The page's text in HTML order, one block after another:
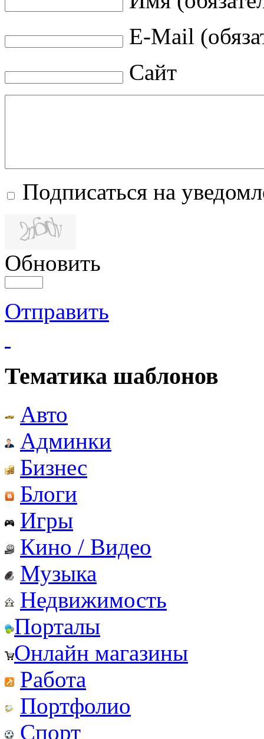
E-Mail
Сайт
Подписаться на
Обновить
Отправить
Тематика шаблонов
Авто
Админки
Бизнес
Блоги
Игры
Кино / Видео
Музыка
Недвижимость
Порталы
Онлайн магазины
Работа
Портфолио
Спорт